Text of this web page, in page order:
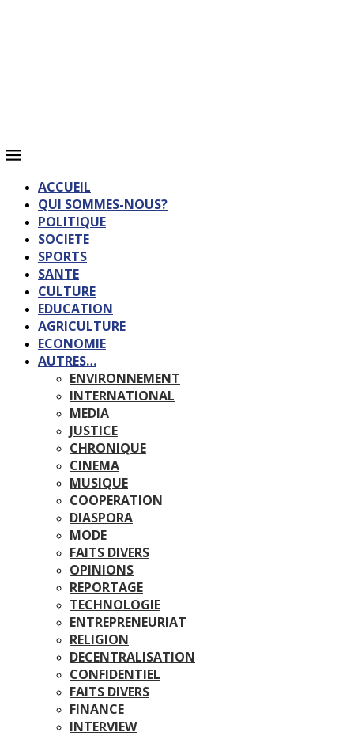
ACCUEIL
QUI SOMMES-NOUS?
POLITIQUE
SOCIETE
SPORTS
SANTE
CULTURE
EDUCATION
AGRICULTURE
ECONOMIE
AUTRES…
ENVIRONNEMENT
INTERNATIONAL
MEDIA
JUSTICE
CHRONIQUE
CINEMA
MUSIQUE
COOPERATION
DIASPORA
MODE
FAITS DIVERS
OPINIONS
REPORTAGE
TECHNOLOGIE
ENTREPRENEURIAT
RELIGION
DECENTRALISATION
CONFIDENTIEL
FAITS DIVERS
FINANCE
INTERVIEW